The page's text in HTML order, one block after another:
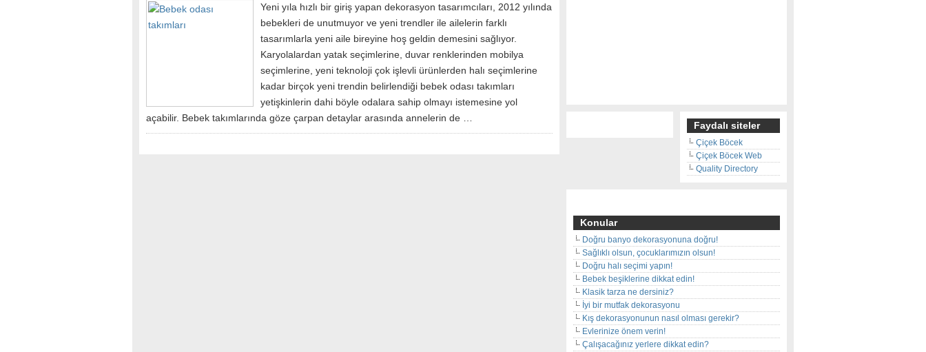
Yeni yıla hızlı bir giriş yapan dekorasyon tasarımcıları, 2012 yılında
bebekleri de unutmuyor ve yeni trendler ile ailelerin farklı
tasarımlarla yeni aile bireyine hoş geldin demesini sağlıyor.
Karyolalardan yatak seçimlerine, duvar renklerinden mobilya
seçimlerine, yeni teknoloji çok işlevli ürünlerden halı seçimlerine
kadar birçok yeni trendin belirlendiği bebek odası takımları
yetişkinlerin dahi böyle odalara sahip olmayı istemesine yol
açabilir. Bebek takımlarında göze çarpan detaylar arasında annelerin de …
Faydalı siteler
Çiçek Böcek
Çiçek Böcek Web
Quality Directory
Konular
Doğru banyo dekorasyonuna doğru!
Sağlıklı olsun, çocuklarımızın olsun!
Doğru halı seçimi yapın!
Bebek beşiklerine dikkat edin!
Klasik tarza ne dersiniz?
İyi bir mutfak dekorasyonu
Kış dekorasyonunun nasıl olması gerekir?
Evlerinize önem verin!
Çalışacağınız yerlere dikkat edin?